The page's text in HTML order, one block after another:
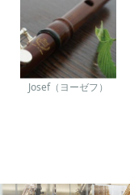
Josef（ヨーゼフ）